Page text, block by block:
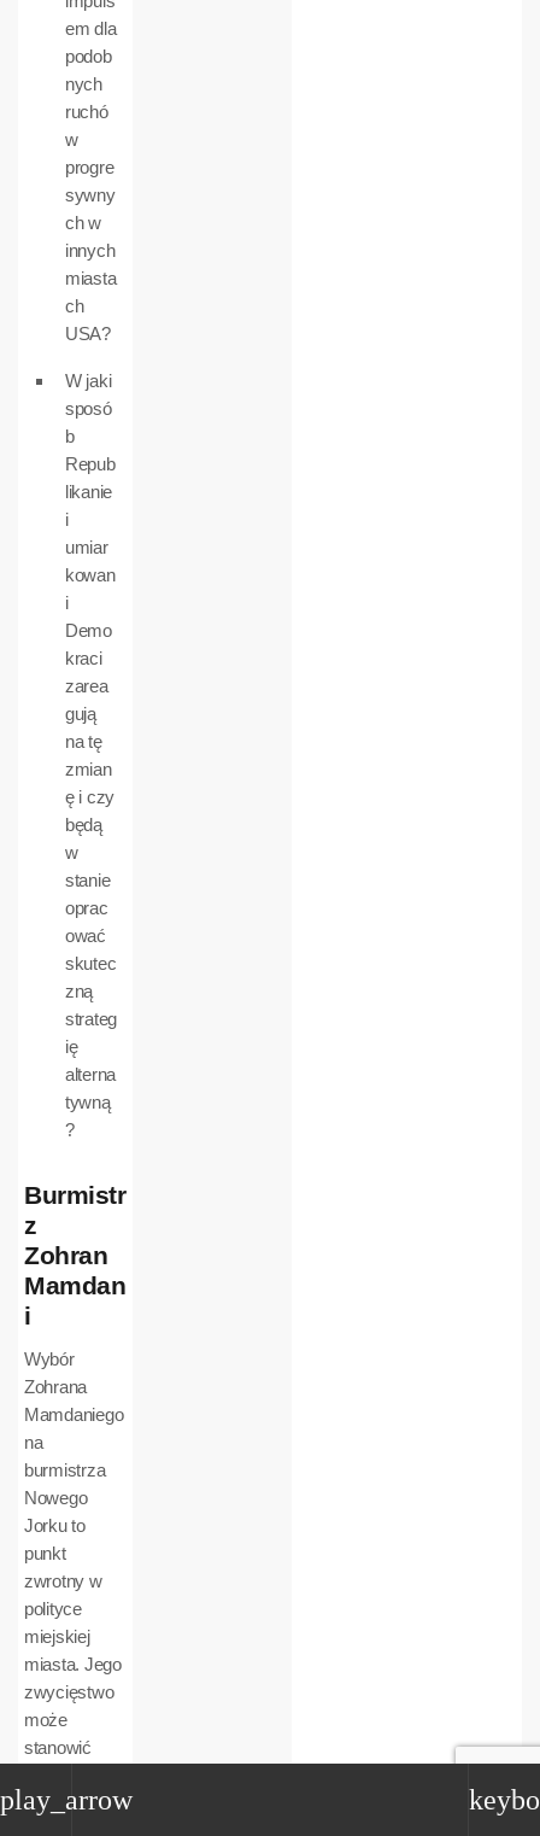
play_arrow
em dla
podob
nych
ruchó
w
progre
sywny
ch w
innych
miasta
ch
USA?
W jaki
sposó
b
Repub
likanie
i
umiar
kowan
i
Demo
kraci
zarea
gują
na tę
zmian
ę i czy
będą
w
stanie
oprac
ować
skutec
zną
strateg
ię
alterna
tywną
?
Burmistr
z
Zohran
Mamdan
i
Wybór
Zohrana
Mamdaniego
na
burmistrza
Nowego
Jorku to
punkt
zwrotny w
polityce
miejskiej
miasta. Jego
zwycięstwo
może
stanowić
głębszych